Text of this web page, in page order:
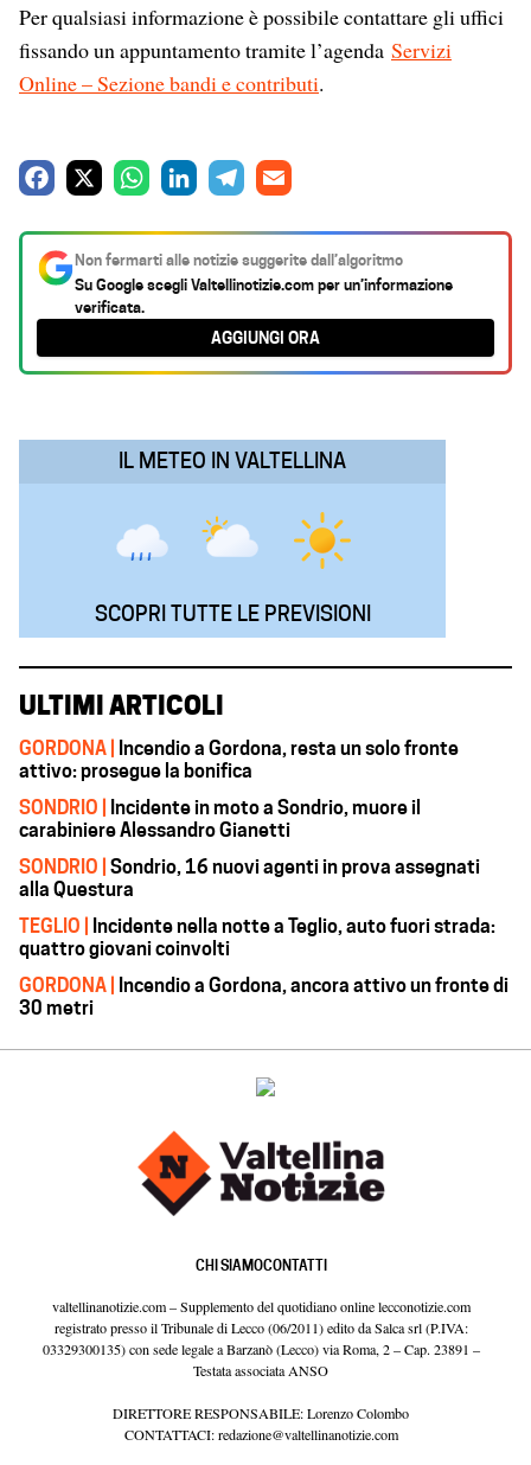
Per qualsiasi informazione è possibile contattare gli uffici
fissando un appuntamento tramite l’agenda Servizi
Online – Sezione bandi e contributi.
c
e
b
o
t
s
A
k
e
d
e
g
r
a
i
l
Non fermarti alle notizie suggerite dall’algoritmo
Su Google scegliValtellinotizie.comper un’informazione
verificata.
AGGIUNGI ORA
IL METEO IN VALTELLINA
SCOPRI TUTTE LE PREVISIONI
ULTIMI ARTICOLI
GORDONA | Incendio a Gordona, resta un solo fronte
attivo: prosegue la bonifica
SONDRIO | Incidente in moto a Sondrio, muore il
carabiniere Alessandro Gianetti
SONDRIO | Sondrio, 16 nuovi agenti in prova assegnati
alla Questura
TEGLIO | Incidente nella notte a Teglio, auto fuori strada:
quattro giovani coinvolti
GORDONA | Incendio a Gordona, ancora attivo un fronte di
30 metri
CHI SIAMOCONTATTI
valtellinanotizie.com – Supplemento del quotidiano online lecconotizie.com
registrato presso il Tribunale di Lecco (06/2011) edito da Salca srl (P.IVA:
03329300135) con sede legale a Barzanò (Lecco) via Roma, 2 – Cap. 23891 –
Testata associata ANSO
DIRETTORE RESPONSABILE: Lorenzo Colombo
CONTATTACI:redazione@valtellinanotizie.com